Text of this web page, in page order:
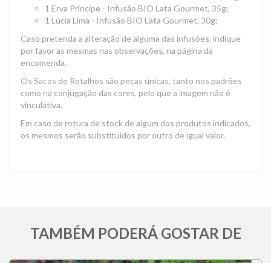
1 Erva Príncipe - Infusão BIO Lata Gourmet, 35g;
1 Lúcia Lima - Infusão BIO Lata Gourmet, 30g;
Caso pretenda a alteração de alguma das infusões, indique
por favor as mesmas nas observações, na página da
encomenda.
Os Sacos de Retalhos são peças únicas, tanto nos padrões
como na conjugação das cores, pelo que a imagem não é
vinculativa.
Em caso de rotura de stock de algum dos produtos indicados,
os mesmos serão substituídos por outro de igual valor.
TAMBÉM PODERÁ GOSTAR DE